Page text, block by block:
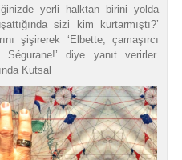
yerli halktan birini yolda
sizi kim kurtarmıştı?’
şişirerek ‘Elbette, çamaşırcı
Ségurane!’ diye yanıt verirler.
Kutsal